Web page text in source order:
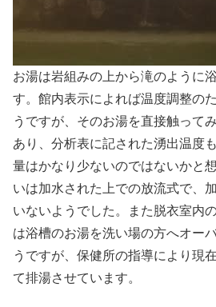
お湯は岩組みの上から滝のように
す。館内表示によれば温度調整の
うですが、そのお湯を直接触って
あり、分析表に記された湧出温度
量はかなり少ないのではないかと
いは加水された上での放流式で、
いないようでした。また脱衣室内
は浴槽のお湯を洗い場の方へオー
うですが、保健所の指導により現
て排湯させています。